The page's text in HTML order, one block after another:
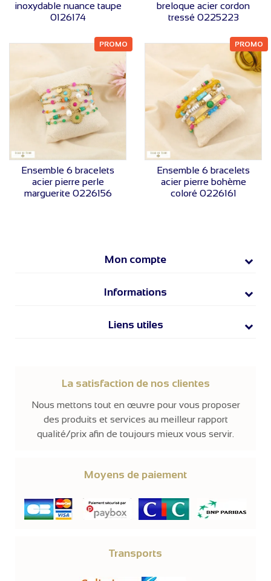
inoxydable nuance taupe
0126174
breloque acier cordon
tressé 0225223
VOIR LE PRIX
Ensemble 6 bracelets
acier pierre perle
marguerite 0226156
PROMO
VOIR LE PRIX
Ensemble 6 bracelets
acier pierre bohème
coloré 0226161
PROMO
Mon compte
Informations
Liens utiles
La satisfaction de nos clientes
Nous mettons tout en œuvre pour vous proposer
des produits et services au meilleur rapport
qualité/prix afin de toujours mieux vous servir.
Moyens de paiement
Transports